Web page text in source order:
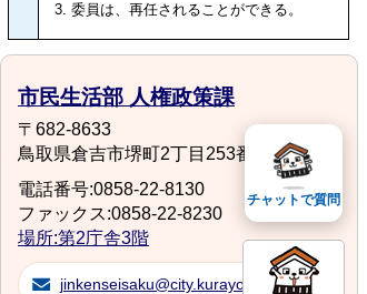
委員は、再任されることができる。
市民生活部 人権政策課
〒682-8633
鳥取県倉吉市堺町2丁目253番地1
電話番号:0858-22-8130
ファックス:0858-22-8230
場所:第2庁舎3階
jinkenseisaku@city.kurayoshi.lg.jp
チャットで質問